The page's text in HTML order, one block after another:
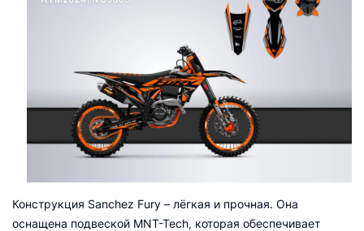
Конструкция Sanchez Fury – лёгкая и прочная. Она
оснащена подвеской MNT-Tech, которая обеспечивает